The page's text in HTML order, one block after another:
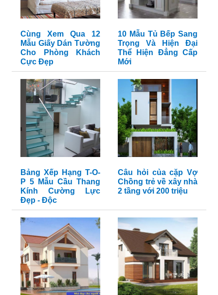
Cùng Xem Qua 12
Mẫu Giấy Dán Tường
Cho Phòng Khách
Cực Đẹp
10 Mẫu Tủ Bếp Sang
Trọng Và Hiện Đại
Thể Hiện Đẳng Cấp
Mới
Bảng Xếp Hạng T-O-
P 5 Mẫu Cầu Thang
Kính Cường Lực
Đẹp - Độc
Câu hỏi của cặp Vợ
Chồng trẻ về xây nhà
2 tầng với 200 triệu